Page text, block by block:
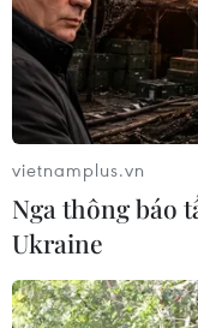
hàng trăm mặt
tiếng có dấu hiệu
tại Việt Nam.
vietnamplus.vn
Nga thông báo
Ukraine